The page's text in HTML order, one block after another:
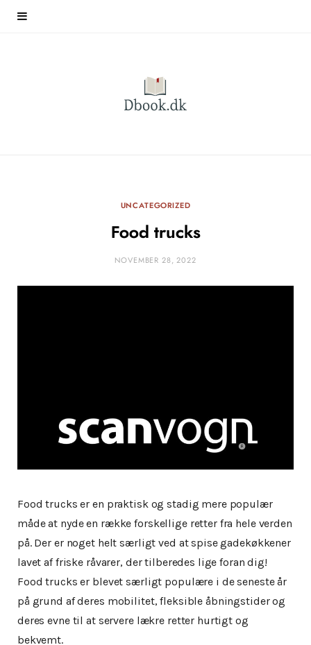
UNCATEGORIZED
Food trucks
NOVEMBER 28, 2022
Food trucks er en praktisk og stadig mere populær
måde at nyde en række forskellige retter fra hele verden
på. Der er noget helt særligt ved at spise gadekøkkener
lavet af friske råvarer, der tilberedes lige foran dig!
Food trucks er blevet særligt populære i de seneste år
på grund af deres mobilitet, fleksible åbningstider og
deres evne til at servere lækre retter hurtigt og
bekvemt.